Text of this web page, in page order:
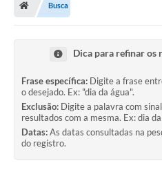
Busca
Dica para refinar os
Frase específica: Digite a frase
o desejado. Ex: "dia da água".
Exclusão: Digite a palavra com
resultados com a mesma. Ex: dia
Datas:As datas consultadas na
do registro.